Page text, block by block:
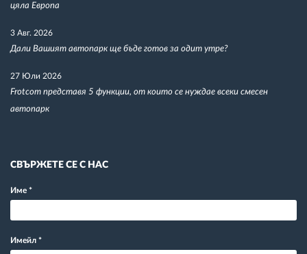
цяла Европа
3 Авг. 2026
Дали Вашият автопарк ще бъде готов за одит утре?
27 Юли 2026
Frotcom представя 5 функции, от които се нуждае всеки смесен
автопарк
СВЪРЖЕТЕ СЕ С НАС
Име *
Имейл *